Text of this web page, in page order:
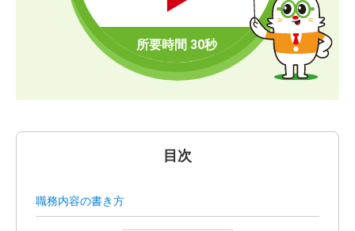
目次
職務内容の書き方